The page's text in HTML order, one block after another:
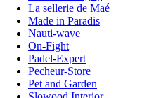
La sellerie de Maé
Made in Paradis
Nauti-wave
On-Fight
Padel-Expert
Pecheur-Store
Pet and Garden